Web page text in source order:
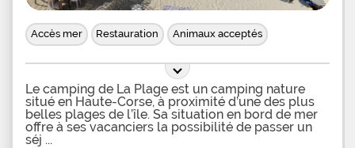
Accès mer Restauration Animaux acceptés
Le camping de La Plage est un camping nature
situé en Haute-Corse, à proximité d’une des plus
belles plages de l’île. Sa situation en bord de mer
offre à ses vacanciers la possibilité de passer un
séj